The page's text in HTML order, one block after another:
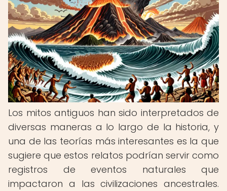
Los mitos antiguos han sido interpretados de
diversas maneras a lo largo de la historia, y
una de las teorías más interesantes es la que
sugiere que estos relatos podrían servir como
registros de eventos naturales que
impactaron a las civilizaciones ancestrales.